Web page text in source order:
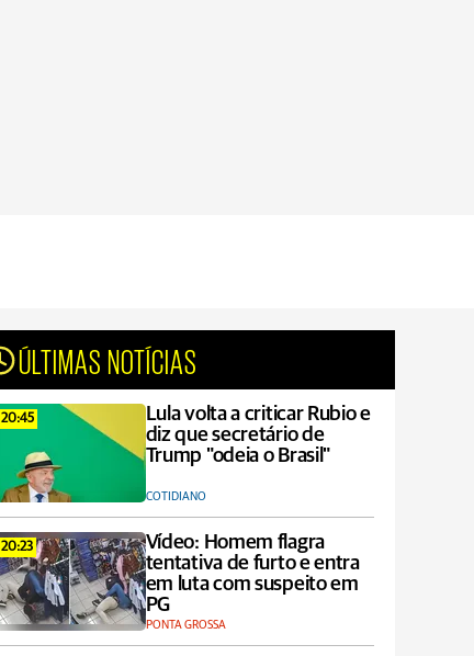
ÚLTIMAS NOTÍCIAS
20:45
Lula volta a criticar Rubio e
diz que secretário de
Trump "odeia o Brasil"
COTIDIANO
20:23
Vídeo: Homem flagra
tentativa de furto e entra
em luta com suspeito em
PG
PONTA GROSSA